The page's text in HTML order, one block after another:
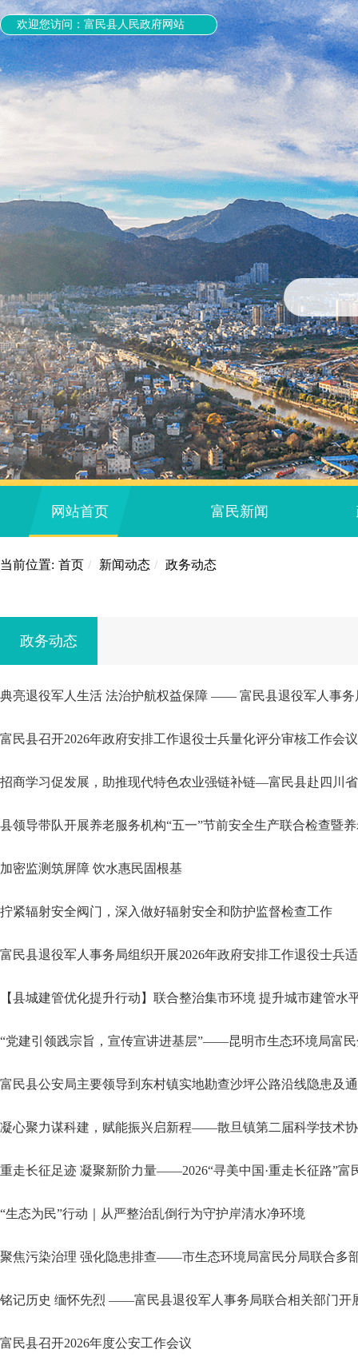
欢迎您访问：富民县人民政府网站
网站首页 富民新闻
当前位置: 首页 / 新闻动态 / 政务动态
政务动态
典亮退役军人生活 法治护航权益保障 —— 富民县退役军人事务
富民县召开2026年政府安排工作退役士兵量化评分审核工作会议
招商学习促发展，助推现代特色农业强链补链—富民县赴四川
县领导带队开展养老服务机构“五一”节前安全生产联合检查暨
加密监测筑屏障 饮水惠民固根基
拧紧辐射安全阀门，深入做好辐射安全和防护监督检查工作
富民县退役军人事务局组织开展2026年政府安排工作退役士兵
【县城建管优化提升行动】联合整治集市环境 提升城市建管水
“党建引领践宗旨，宣传宣讲进基层”——昆明市生态环境局富
富民县公安局主要领导到东村镇实地勘查沙坪公路沿线隐患及
凝心聚力谋科建，赋能振兴启新程——散旦镇第二届科学技术
重走长征足迹 凝聚新阶力量——2026“寻美中国·重走长征路”富
“生态为民”行动｜从严整治乱倒行为守护岸清水净环境
聚焦污染治理 强化隐患排查——市生态环境局富民分局联合多
铭记历史 缅怀先烈 ——富民县退役军人事务局联合相关部门开
富民县召开2026年度公安工作会议